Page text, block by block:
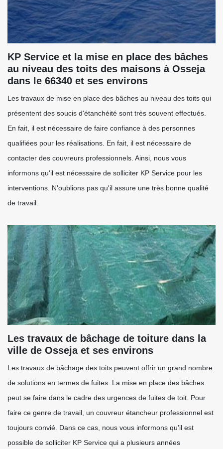
KP Service et la mise en place des bâches
au niveau des toits des maisons à Osseja
dans le 66340 et ses environs
Les travaux de mise en place des bâches au niveau des toits qui
présentent des soucis d'étanchéité sont très souvent effectués.
En fait, il est nécessaire de faire confiance à des personnes
qualifiées pour les réalisations. En fait, il est nécessaire de
contacter des couvreurs professionnels. Ainsi, nous vous
informons qu'il est nécessaire de solliciter KP Service pour les
interventions. N'oublions pas qu'il assure une très bonne qualité
de travail.
Les travaux de bâchage de toiture dans la
ville de Osseja et ses environs
Les travaux de bâchage des toits peuvent offrir un grand nombre
de solutions en termes de fuites. La mise en place des bâches
peut se faire dans le cadre des urgences de fuites de toit. Pour
faire ce genre de travail, un couvreur étancheur professionnel est
toujours convié. Dans ce cas, nous vous informons qu'il est
possible de solliciter KP Service qui a plusieurs années